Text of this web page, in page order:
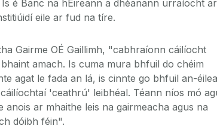
é Banc na hÉireann a dhéanann urraíocht
eile ar fud na tíre.
Gairme OÉ Gaillimh, "cabhraíonn cáilíocht
amach. Is cuma mura bhfuil do chéim
agat le fada an lá, is cinnte go bhfuil an-
'ceathrú' leibhéal. Téann níos mó
ar mhaithe leis na gairmeacha agus na
dóibh féin".